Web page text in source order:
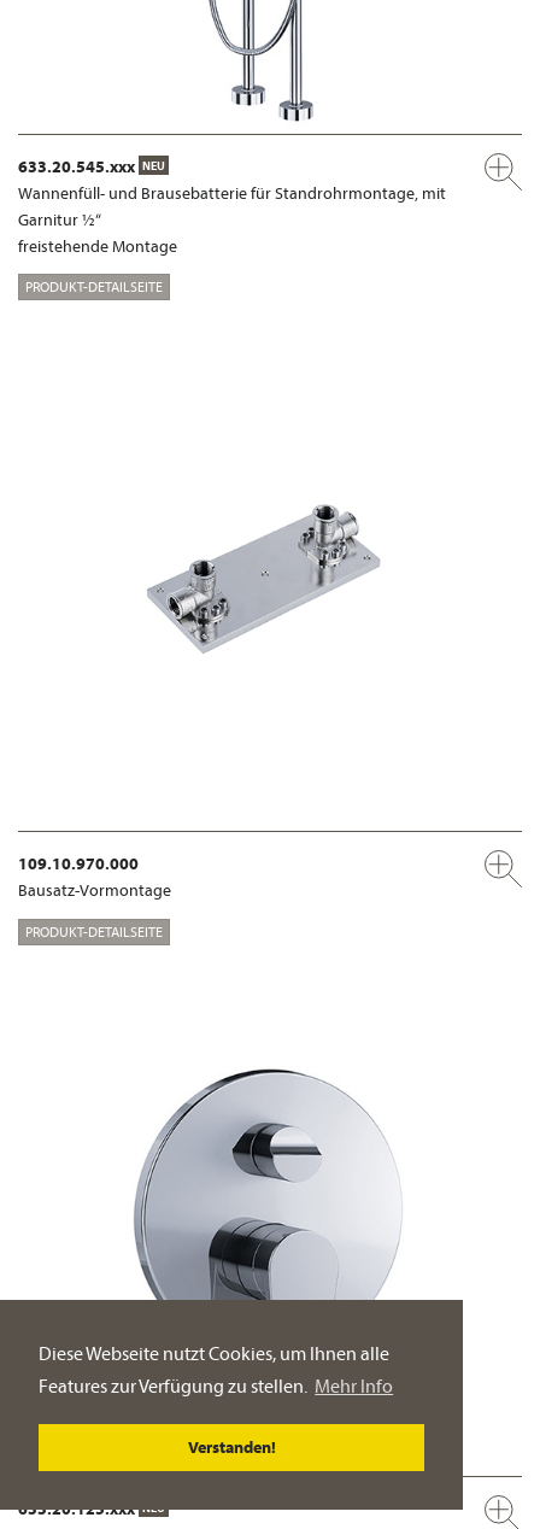
Diese Webseite nutzt Cookies, um Ihnen alle
Features zur Verfügung zu stellen. Mehr Info
Verstanden!
633.20.545.xxx NEU
Wannenfüll- und Brausebatterie für Standrohrmontage, mit
Garnitur ½“
freistehende Montage
PRODUKT-DETAILSEITE
109.10.970.000
Bausatz-Vormontage
PRODUKT-DETAILSEITE
633.20.125.xxx NEU